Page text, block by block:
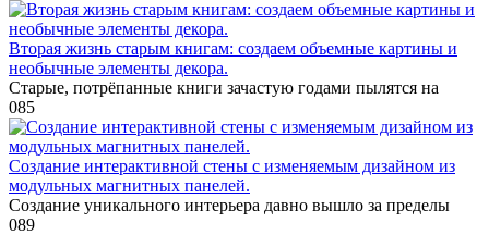
Вторая жизнь старым книгам: создаем объемные картины и
необычные элементы декора.
Старые, потрёпанные книги зачастую годами пылятся на
085
Создание интерактивной стены с изменяемым дизайном из
модульных магнитных панелей.
Создание уникального интерьера давно вышло за пределы
089